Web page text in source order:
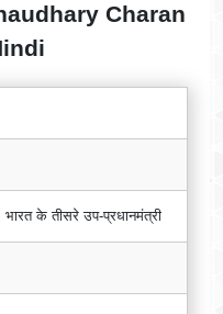
Charan
के तीसरे उप-प्रधानमंत्री